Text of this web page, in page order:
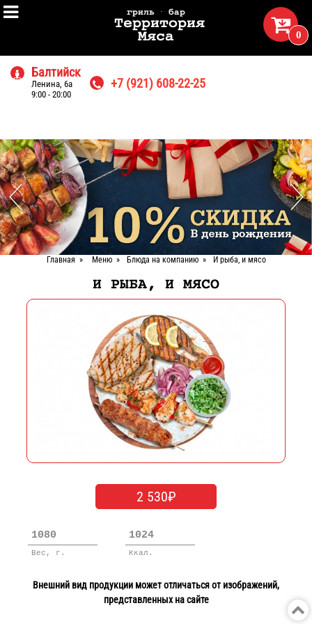
гриль · бар
Территория
Мяса
 0
 Балтийск
Ленина, 6а
9:00 - 20:00
 +7 (921) 608-22-25

Главная » Меню» Блюда на компанию» И рыба, и мясо
И РЫБА, И МЯСО
2 530₽
1080
Вес, г.
1024
Ккал.
Внешний вид продукции может отличаться от изображений,
представленных на сайте
